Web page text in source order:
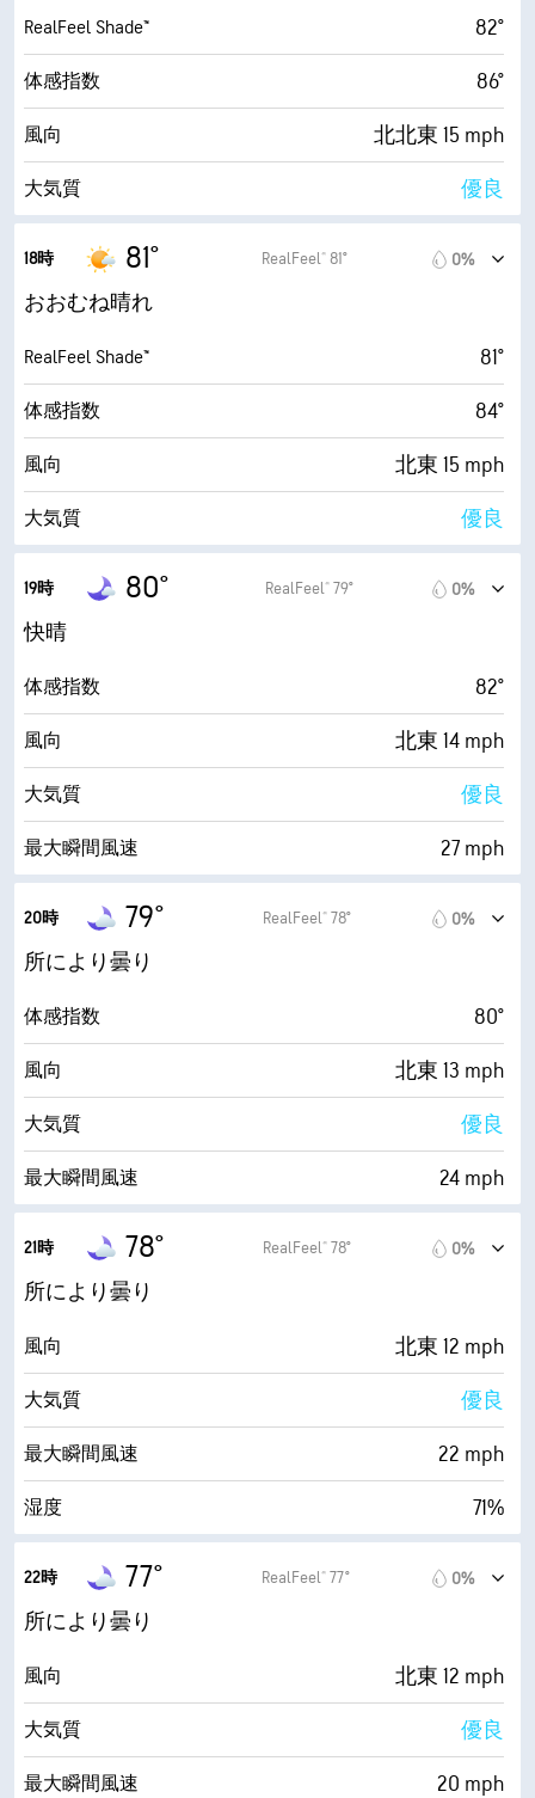
RealFeel Shade™ 82°
体感指数 86°
風向 北北東 15 mph
大気質 優良
最大紫外線指数
最大瞬間風速
湿度 63%
露点 69° F
AccuLumen Brightness Index™ 9 (非常に明るい)
雲量 14%
雲底
18時 81° RealFeel® 81° 0%
おおむね晴れ
RealFeel Shade™ 81°
体感指数 84°
風向 北東 15 mph
大気質 優良
最大紫外線指数
最大瞬間風速
湿度 67%
露点 69° F
AccuLumen Brightness Index™ 5 (中間)
雲量 20%
雲底
19時 80° RealFeel® 79° 0%
快晴
体感指数 82°
風向 北東 14 mph
大気質 優良
最大瞬間風速 27 mph
露点
AccuLumen Brightness Index™ 0 (暗い)
雲量 26%
視界 10 mi
雲底 30000 ft
20時 79° RealFeel® 78° 0%
所により曇り
体感指数 80°
風向 北東 13 mph
大気質 優良
最大瞬間風速 24 mph
露点
AccuLumen Brightness Index™ 0 (暗い)
雲量 31%
視界 10 mi
雲底 30000 ft
21時 78° RealFeel® 78° 0%
所により曇り
風向 北東 12 mph
大気質 優良
最大瞬間風速 22 mph
湿度 71%
AccuLumen Brightness Index™
雲量 37%
視界 10 mi
雲底 30000 ft
22時 77° RealFeel® 77° 0%
所により曇り
風向 北東 12 mph
大気質 優良
最大瞬間風速 20 mph